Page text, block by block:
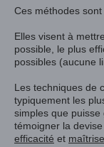
Ces méthodes
Elles visent à
possible, le plus
possibles (aucune
Les techniques de
typiquement les
simples que
témoigner la
efficacité et